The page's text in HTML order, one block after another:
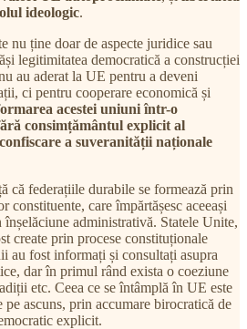
ideologic.
nu ține doar de aspecte juridice sau
legitimitatea democratică a construcției
au aderat la UE pentru a deveni
ci pentru cooperare economică și
acestei uniuni într-o
consimțământul explicit al
a suveranității naționale
că federațiile durabile se formează prin
constituente, care împărtășesc aceeași
administrativă. Statele Unite,
create prin procese constituționale
au fost informați și consultați asupra
dar în primul rând exista o coeziune
etc. Ceea ce se întâmplă în UE este
ascuns, prin accumare birocratică de
explicit.